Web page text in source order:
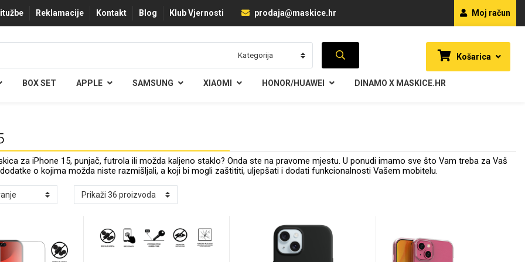
Reklamacije Kontakt Blog Klub Vjernosti prodaja@maskice.hr Moj račun
Košarica
BOX SET APPLE SAMSUNG XIAOMI HONOR/HUAWEI DINAMO X MASKICE.HR
za iPhone 15, punjač, futrola ili možda kaljeno staklo? Onda ste na pravome mjestu. U ponudi imamo sve što Vam treba za Vaš
o kojima možda niste razmišljali, a koji bi mogli zaštititi, uljepšati i dodati funkcionalnosti Vašem mobitelu.